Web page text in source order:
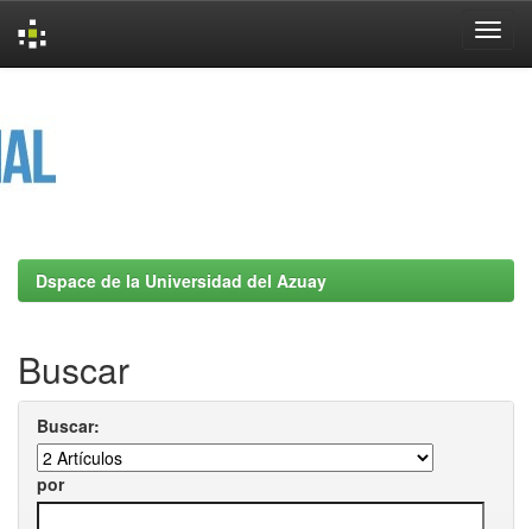
Dspace de la Universidad del Azuay
Buscar
Buscar:
por